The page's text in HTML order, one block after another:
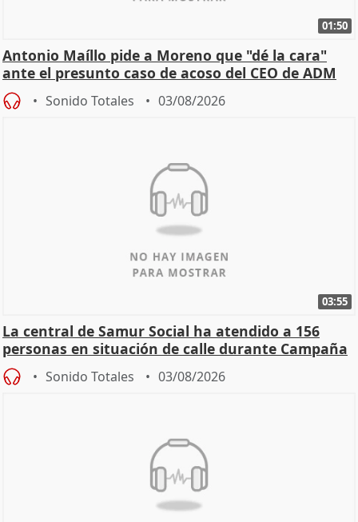
01:50
Antonio Maíllo pide a Moreno que "dé la cara"
ante el presunto caso de acoso del CEO de ADM
Sonido Totales 03/08/2026
03:55
La central de Samur Social ha atendido a 156
personas en situación de calle durante Campaña
de Calor
Sonido Totales 03/08/2026